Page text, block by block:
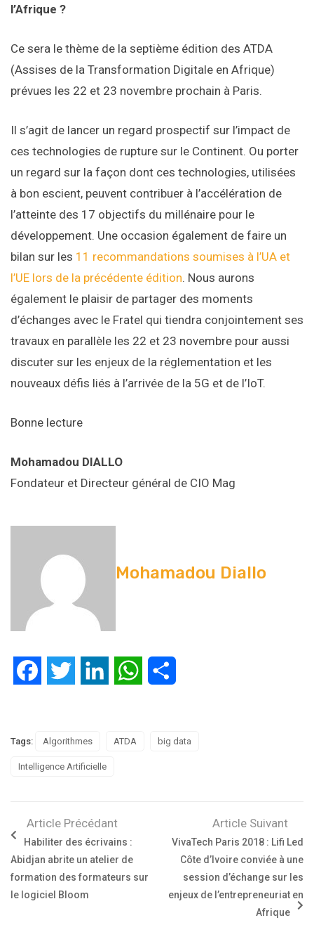
l’Afrique ?
Ce sera le thème de la septième édition des ATDA
(Assises de la Transformation Digitale en Afrique)
prévues les 22 et 23 novembre prochain à Paris.
Il s’agit de lancer un regard prospectif sur l’impact de
ces technologies de rupture sur le Continent. Ou porter
un regard sur la façon dont ces technologies, utilisées
à bon escient, peuvent contribuer à l’accélération de
l’atteinte des 17 objectifs du millénaire pour le
développement. Une occasion également de faire un
bilan sur les 11 recommandations soumises à l’UA et
l’UE lors de la précédente édition. Nous aurons
également le plaisir de partager des moments
d’échanges avec le Fratel qui tiendra conjointement ses
travaux en parallèle les 22 et 23 novembre pour aussi
discuter sur les enjeux de la réglementation et les
nouveaux défis liés à l’arrivée de la 5G et de l’IoT.
Bonne lecture
Mohamadou DIALLO
Fondateur et Directeur général de CIO Mag
Mohamadou Diallo
FacebookTwitter LinkedIn WhatsApp
Tags: Algorithmes ATDA big data
Intelligence Artificielle
Article Précédant
Habiliter des écrivains :
Abidjan abrite un atelier de
formation des formateurs sur
le logiciel Bloom
Article Suivant
VivaTech Paris 2018 : Lifi Led
Côte d’Ivoire conviée à une
session d’échange sur les
enjeux de l’entrepreneuriat en
Afrique